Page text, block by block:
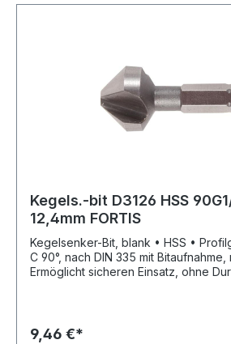
Kegels.-bit D3126 HSS
12,4mm FORTIS
Kegelsenker-Bit, blank • HSS • Profilgeschliffen • Form
C 90°, nach DIN 335 mit Bitaufnahme,
Ermöglicht sicheren Einsatz, ohne
9,46 €*